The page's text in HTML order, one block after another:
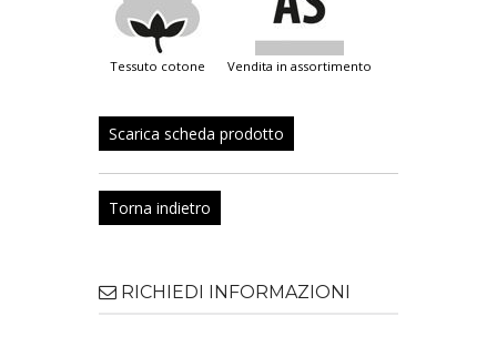
tessuto cotone vendita in assortimento
Scarica scheda prodotto
Torna indietro
RICHIEDI INFORMAZIONI